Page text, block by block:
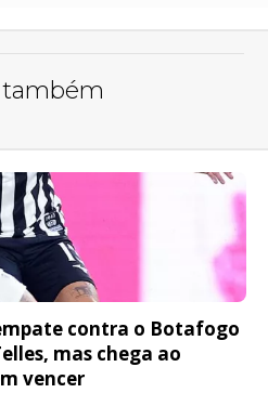
também
contra o Botafogo
mas chega ao
vencer